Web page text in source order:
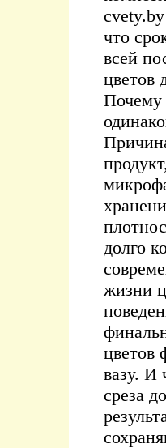
что
всей
цветов
Почему
долго
жизни
цветов
вазу. И
среза